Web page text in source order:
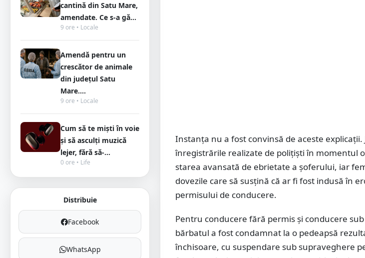
cantină din Satu Mare,
amendate. Ce s-a gă...
9 ore • Locale
Amendă pentru un
crescător de animale
din județul Satu
Mare....
9 ore • Locale
Cum să te miști în voie
și să asculți muzică
lejer, fără să-...
0 ore • Life
Distribuie
Facebook
WhatsApp
Instanța nu a fost convinsă de aceste
înregistrările realizate de polițiști în momentul
starea avansată de ebrietate a șoferului, iar
dovezile care să susțină că ar fi fost indusă în
permisului de conducere.
Pentru conducere fără permis și conducere
bărbatul a fost condamnat la o pedeapsă
închisoare, cu suspendare sub supraveghere